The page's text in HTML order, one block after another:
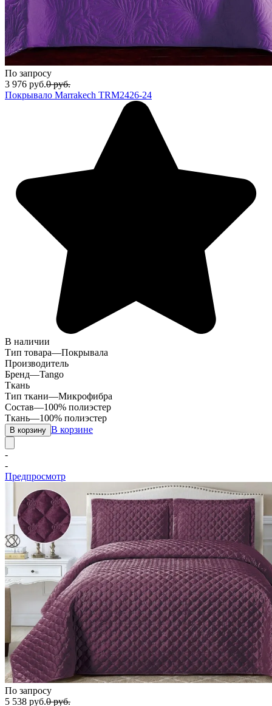
По запросу
3 976 руб.0 руб.
Покрывало Marrakech TRM2426-24
В наличии
Тип товара—Покрывала
Производитель
Бренд—Tango
Ткань
Тип ткани—Микрофибра
Состав—100% полиэстер
Ткань—100% полиэстер
В корзину В корзине
-
-
Предпросмотр
По запросу
5 538 руб.0 руб.